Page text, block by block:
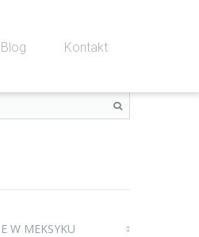
Blog Kontakt
W MEKSYKU